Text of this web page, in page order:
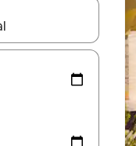
ಡೌನ್ ಬಾಣದ ಕೀಲಿಗಳೊಂದಿಗೆ